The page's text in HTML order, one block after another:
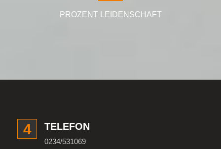
PROZENT LEIDENSCHAFT
4 TELEFON
0234/531069